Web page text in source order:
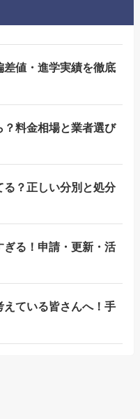
値・進学実績を徹底
？料金相場と業者選び
？正しい分別と処分
る！申請・更新・活
ている皆さんへ！手